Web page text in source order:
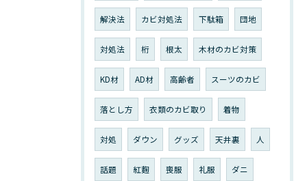
解決法 カビ対処法 下駄箱 団地
対処法 桁 根太 木材のカビ対策
KD材 AD材 高齢者 スーツのカビ
落とし方 衣類のカビ取り 着物
対処 ダウン グッズ 天井裏 人
話題 紅麴 喪服 礼服 ダニ